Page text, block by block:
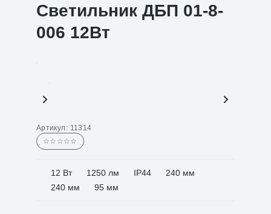
Светильник ДБП 01-8-
006 12Вт
Артикул: 11314
☆☆☆☆☆
12 Вт 1250 лм IP44
240 мм
240 мм
95 мм